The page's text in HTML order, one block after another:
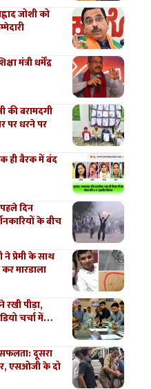
जोशी को
मंत्री धर्मेंद्र
की बरामदगी
पर धरने पर
ही बैरक में बंद
दिन
के बीच
ने प्रेमी के साथ
मारडाला
रखी पीड़ा,
चर्चा में…
दूसरा
एसओजी के दो